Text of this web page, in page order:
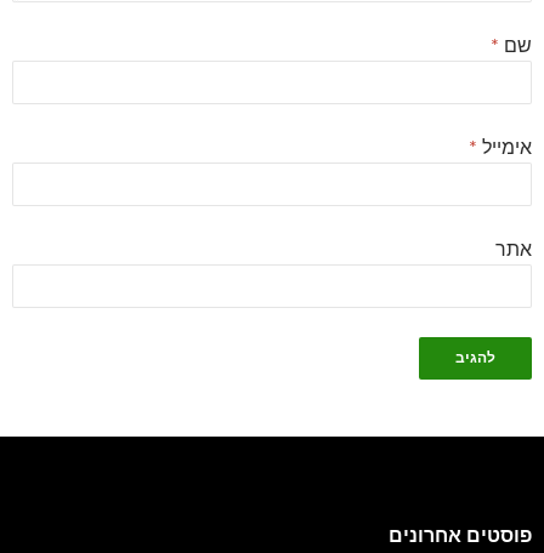
שם *
אימייל *
אתר
פוסטים אחרונים